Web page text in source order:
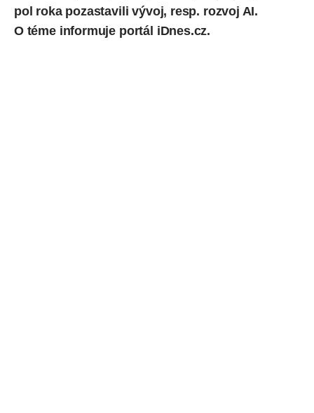
pol roka pozastavili vývoj, resp. rozvoj AI.
O téme informuje portál iDnes.cz.